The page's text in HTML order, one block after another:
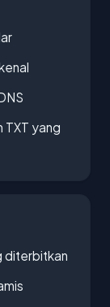
TXT yang
diterbitkan